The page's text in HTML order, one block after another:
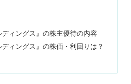
ディングス』の株主優待の内容
ディングス』の株価・利回りは？